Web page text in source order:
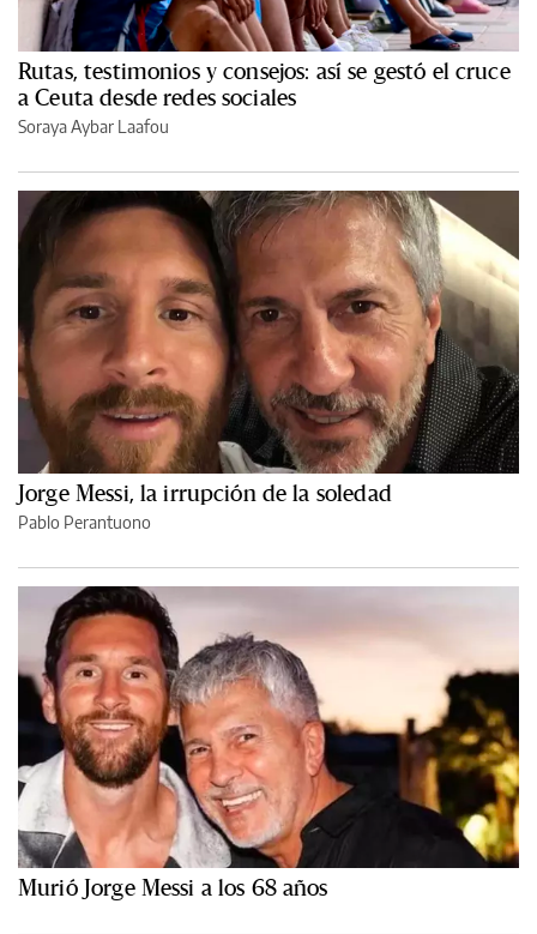
Rutas, testimonios y consejos: así se gestó el cruce
a Ceuta desde redes sociales
Soraya Aybar Laafou
Jorge Messi, la irrupción de la soledad
Pablo Perantuono
Murió Jorge Messi a los 68 años